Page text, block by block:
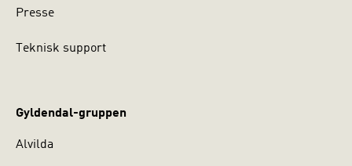
Presse
Teknisk support
Gyldendal-gruppen
Alvilda